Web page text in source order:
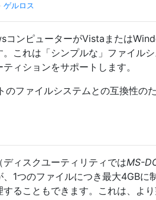
ゲルロス
コンピューターがVistaまたは
。これは「シンプルな」ファイル
ティションをサポートします。
のファイルシステムとの互換性の
ディスクユーティリティではMS-
、1つのファイルにつき最大4GB
することもできます。これは、よ